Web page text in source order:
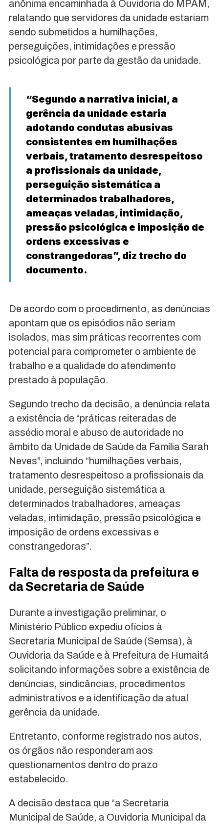
anônima encaminhada à Ouvidoria do MPAM,
relatando que servidores da unidade estariam
sendo submetidos a humilhações,
perseguições, intimidações e pressão
psicológica por parte da gestão da unidade.
“Segundo a narrativa inicial, a
gerência da unidade estaria
adotando condutas abusivas
consistentes em humilhações
verbais, tratamento desrespeitoso
a profissionais da unidade,
perseguição sistemática a
determinados trabalhadores,
ameaças veladas, intimidação,
pressão psicológica e imposição de
ordens excessivas e
constrangedoras”, diz trecho do
documento.
De acordo com o procedimento, as denúncias
apontam que os episódios não seriam
isolados, mas sim práticas recorrentes com
potencial para comprometer o ambiente de
trabalho e a qualidade do atendimento
prestado à população.
Segundo trecho da decisão, a denúncia relata
a existência de “práticas reiteradas de
assédio moral e abuso de autoridade no
âmbito da Unidade de Saúde da Família Sarah
Neves”, incluindo “humilhações verbais,
tratamento desrespeitoso a profissionais da
unidade, perseguição sistemática a
determinados trabalhadores, ameaças
veladas, intimidação, pressão psicológica e
imposição de ordens excessivas e
constrangedoras”.
Falta de resposta da prefeitura e
da Secretaria de Saúde
Durante a investigação preliminar, o
Ministério Público expediu ofícios à
Secretaria Municipal de Saúde (Semsa), à
Ouvidoria da Saúde e à Prefeitura de Humaitá
solicitando informações sobre a existência de
denúncias, sindicâncias, procedimentos
administrativos e a identificação da atual
gerência da unidade.
Entretanto, conforme registrado nos autos,
os órgãos não responderam aos
questionamentos dentro do prazo
estabelecido.
A decisão destaca que “a Secretaria
Municipal de Saúde, a Ouvidoria Municipal da